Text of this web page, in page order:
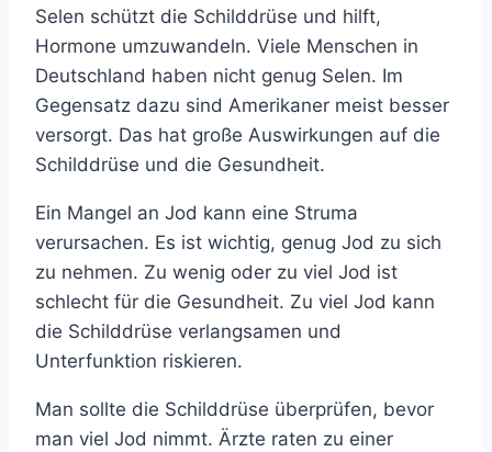
Selen schützt die Schilddrüse und hilft,
Hormone umzuwandeln. Viele Menschen in
Deutschland haben nicht genug Selen. Im
Gegensatz dazu sind Amerikaner meist besser
versorgt. Das hat große Auswirkungen auf die
Schilddrüse und die Gesundheit.
Ein Mangel an Jod kann eine Struma
verursachen. Es ist wichtig, genug Jod zu sich
zu nehmen. Zu wenig oder zu viel Jod ist
schlecht für die Gesundheit. Zu viel Jod kann
die Schilddrüse verlangsamen und
Unterfunktion riskieren.
Man sollte die Schilddrüse überprüfen, bevor
man viel Jod nimmt. Ärzte raten zu einer